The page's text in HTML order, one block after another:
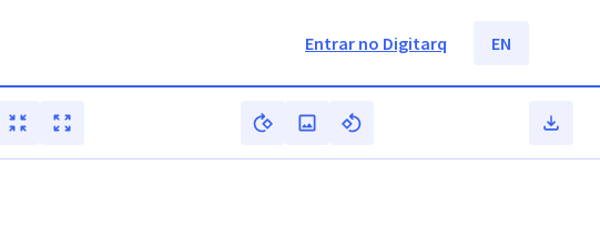
Entrar no Digitarq EN